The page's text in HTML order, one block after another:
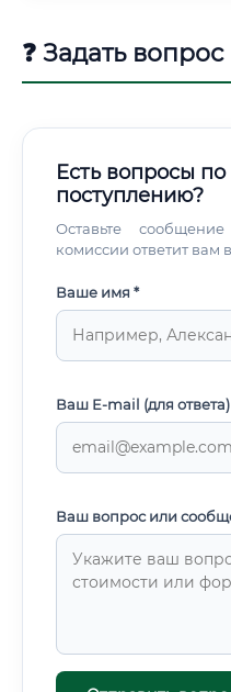
❓ Задать
Есть вопросы
поступлению?
Оставьте
комиссии ответит вам
Ваше имя *
Ваш E-mail (для ответа)
Ваш вопрос или